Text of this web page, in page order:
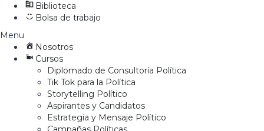
Biblioteca
Bolsa de trabajo
Menu
Nosotros
Cursos
Diplomado de Consultoría Política
Tik Tok para la Política
Storytelling Político
Aspirantes y Candidatos
Estrategia y Mensaje Político